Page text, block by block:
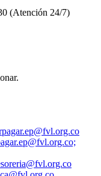
(Atención 24/7)